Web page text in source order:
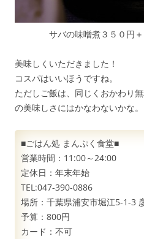
サバの味噌煮３５０円＋
美味しくいただきました！
コスパはいいほうですね。
ただしご飯は、同じくおかわり
の美味しさにはかなわないかな。
■ごはん処 まんぷく食堂■
営業時間：11:00～24:00
定休日：年末年始
TEL:047-390-0886
場所：千葉県浦安市堀江5-1-3
予算：800円
カード：不可